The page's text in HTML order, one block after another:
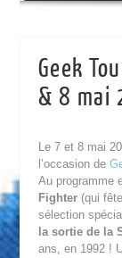
Geek
& 8 mai
Le 7 et 8 mai
l’occasion de
Au programme
Fighter(qui
sélection
la sortie de la
ans, en 1992 !